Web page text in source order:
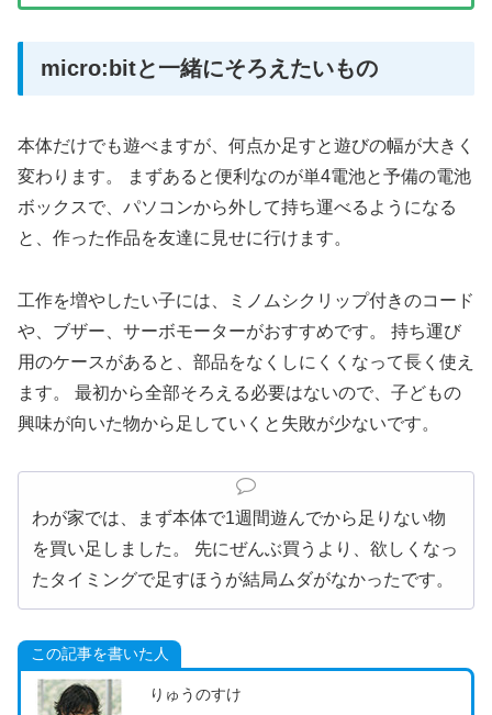
micro:bitと一緒にそろえたいもの
本体だけでも遊べますが、何点か足すと遊びの幅が大きく
変わります。 まずあると便利なのが単4電池と予備の電池
ボックスで、パソコンから外して持ち運べるようになる
と、作った作品を友達に見せに行けます。
工作を増やしたい子には、ミノムシクリップ付きのコード
や、ブザー、サーボモーターがおすすめです。 持ち運び
用のケースがあると、部品をなくしにくくなって長く使え
ます。 最初から全部そろえる必要はないので、子どもの
興味が向いた物から足していくと失敗が少ないです。
わが家では、まず本体で1週間遊んでから足りない物
を買い足しました。 先にぜんぶ買うより、欲しくなっ
たタイミングで足すほうが結局ムダがなかったです。
この記事を書いた人
りゅうのすけ